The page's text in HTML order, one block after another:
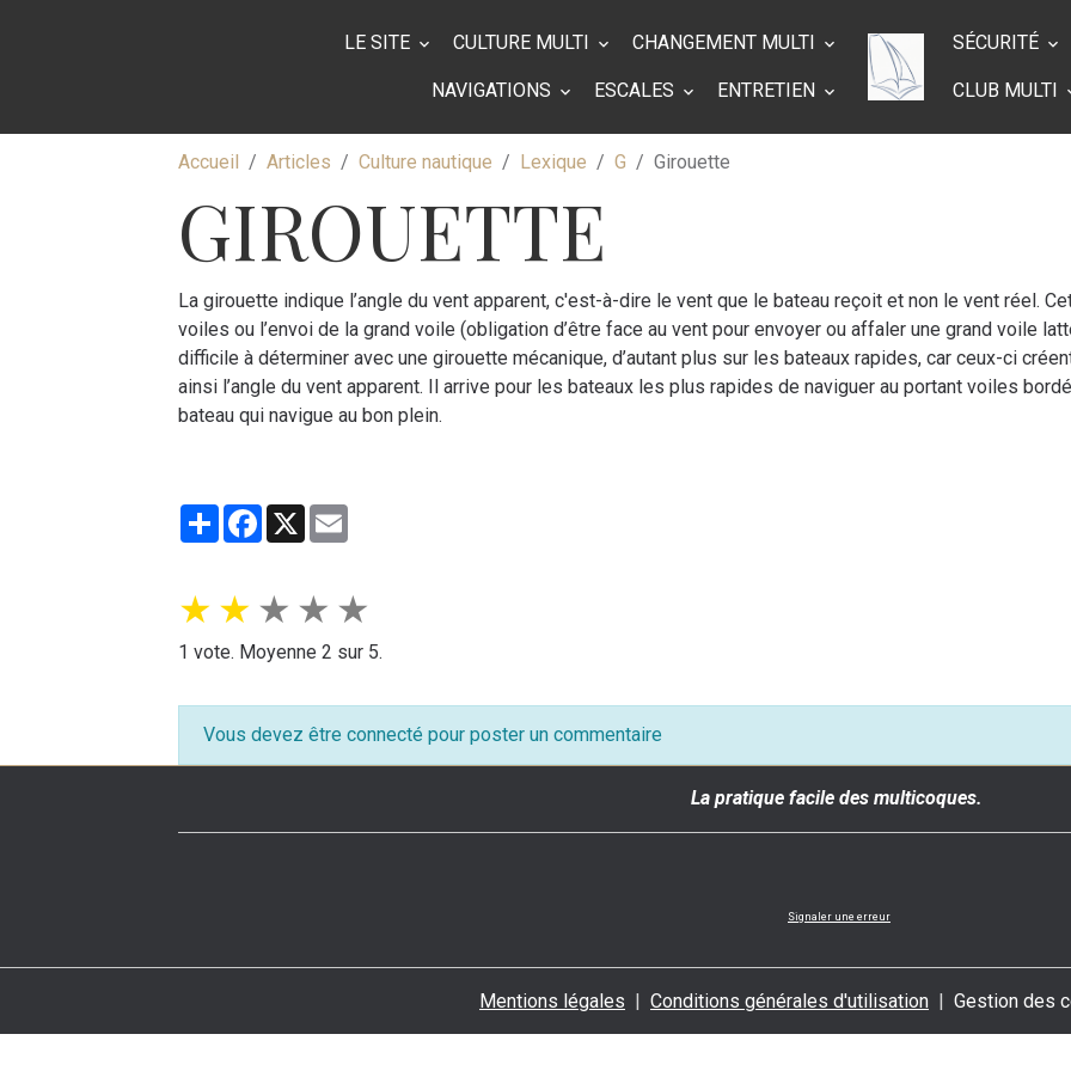
LE SITE CULTURE MULTI CHANGEMENT MULTI
NAVIGATIONS ESCALES ENTRETIEN
SÉCURITÉ
CLUB MULTI
Accueil Articles Culture nautique Lexique G Girouette
GIROUETTE
La girouette indique l’angle du vent apparent, c'est-à-dire le vent que le bateau reçoit et non le vent réel.
voiles ou l’envoi de la grand voile (obligation d’être face au vent pour envoyer ou affaler une grand voile
difficile à déterminer avec une girouette mécanique, d’autant plus sur les bateaux rapides, car ceux-ci
ainsi l’angle du vent apparent. Il arrive pour les bateaux les plus rapides de naviguer au portant voiles
bateau qui navigue au bon plein.
PartagerFacebook
X
★ ★ ★ ★ ★
1 vote. Moyenne2 sur 5.
Vous devez être connecté pour poster un commentaire
La pratique facile des multicoques.
Signaler une erreur
Mentions légales Conditions générales d'utilisation Gestion des